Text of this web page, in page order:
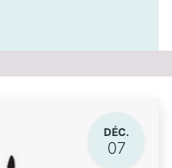
DÉC.
07